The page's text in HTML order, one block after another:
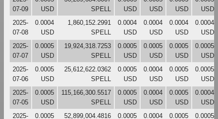
07-09
USD
SPELL
USD
USD
USD
USD
2025-
07-08
0.0004
USD
1,860,152.2991
SPELL
0.0004
USD
0.0004
USD
0.0004
USD
0.0004
USD
2025-
07-07
0.0005
USD
19,924,318.7253
SPELL
0.0005
USD
0.0005
USD
0.0005
USD
0.0005
USD
2025-
07-06
0.0005
USD
25,612,622.0362
SPELL
0.0005
USD
0.0004
USD
0.0005
USD
0.0005
USD
2025-
07-05
0.0005
USD
115,166,300.5517
SPELL
0.0005
USD
0.0004
USD
0.0005
USD
0.0004
USD
2025-
0.0005
52,899,004.4816
0.0005
0.0004
0.0005
0.0005